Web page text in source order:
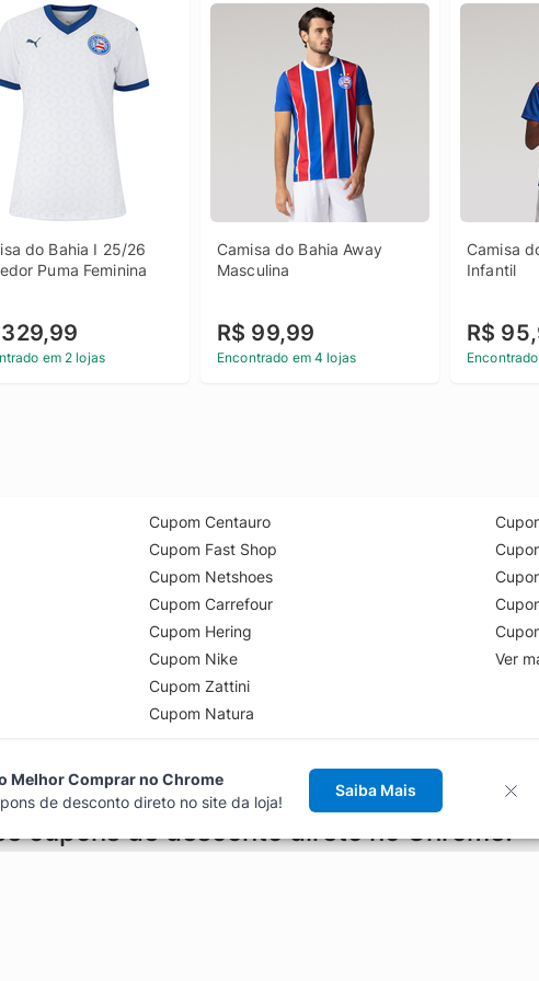
do Bahia I 25/26
Puma Feminina
em 2 lojas
Camisa do Bahia Away
Masculina
R$ 99,99
Encontrado em 4 lojas
Camisa
Infantil
R$
Cupom Centauro
Cupom Fast Shop
Cupom Netshoes
Cupom Carrefour
Cupom Hering
Cupom Nike
Cupom Zattini
Cupom Natura
Ver
cupons de desconto direto no Chrome!
Melhor Comprar no Chrome
de desconto direto no site da loja!
Saiba Mais